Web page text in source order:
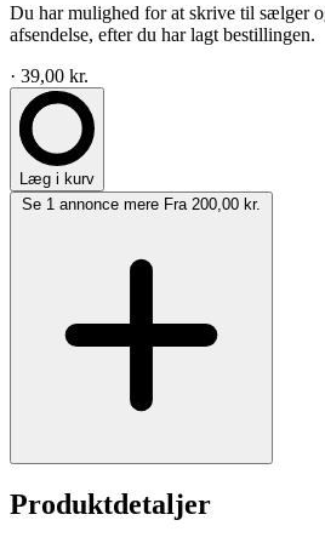
Du har mulighed for at skrive til sælger
afsendelse, efter du har lagt bestillingen.
· 39,00 kr.
Læg i kurv
Se 1 annonce mere Fra 200,00 kr.
Produktdetaljer